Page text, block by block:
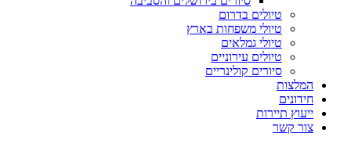
טיולים בדרום
טיולי משפחות בארץ
טיולי גמלאים
טיולים עירוניים
סיורים קולינריים
המלצות
חידונים
ייעוץ תיירות
צור קשר